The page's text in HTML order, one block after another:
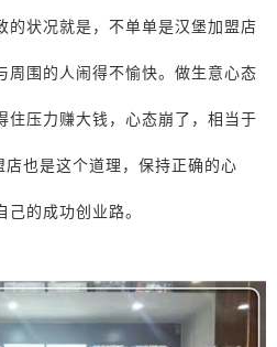
的状况就是，不单单是汉堡加盟店
周围的人闹得不愉快。做生意心态
住压力赚大钱，心态崩了，相当于
店也是这个道理，保持正确的心
的成功创业路。